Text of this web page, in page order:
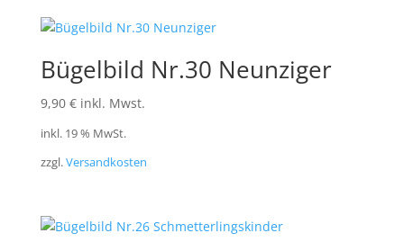
Bügelbild Nr.30 Neunziger
9,90 € inkl. Mwst.
inkl. 19 % MwSt.
zzgl.Versandkosten